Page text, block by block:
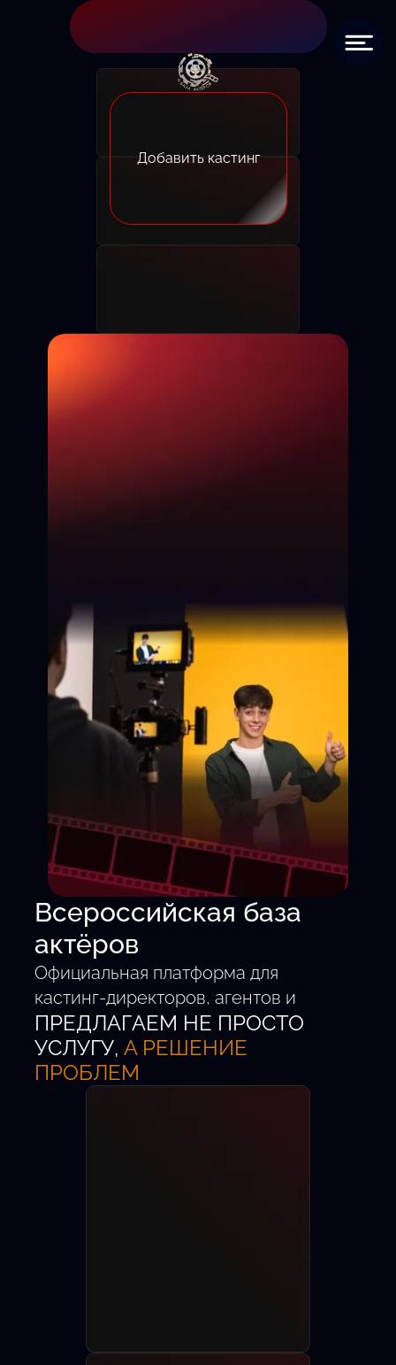
Добавить кастинг
Всероссийская база
актёров
Официальная платформа для
кастинг-директоров, агентов и
талантливых детей от 5 до 18 лет.
Удобный поиск.
Проверенные анкеты.
Быстрый выход на главные роли.
Новых актёров
ПРЕДЛАГАЕМ НЕ ПРОСТО
УСЛУГУ, А РЕШЕНИЕ
ПРОБЛЕМ